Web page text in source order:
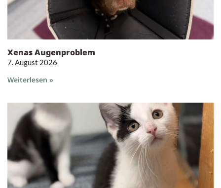
Xenas Augenproblem
7. August 2026
Weiterlesen »